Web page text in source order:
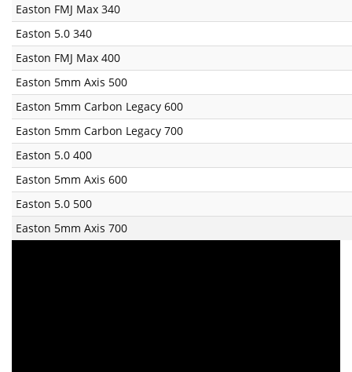
Easton FMJ Max 340
Easton 5.0 340
Easton FMJ Max 400
Easton 5mm Axis 500
Easton 5mm Carbon Legacy 600
Easton 5mm Carbon Legacy 700
Easton 5.0 400
Easton 5mm Axis 600
Easton 5.0 500
Easton 5mm Axis 700